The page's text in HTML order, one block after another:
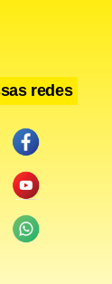
uma
gravar
de
e a
redes